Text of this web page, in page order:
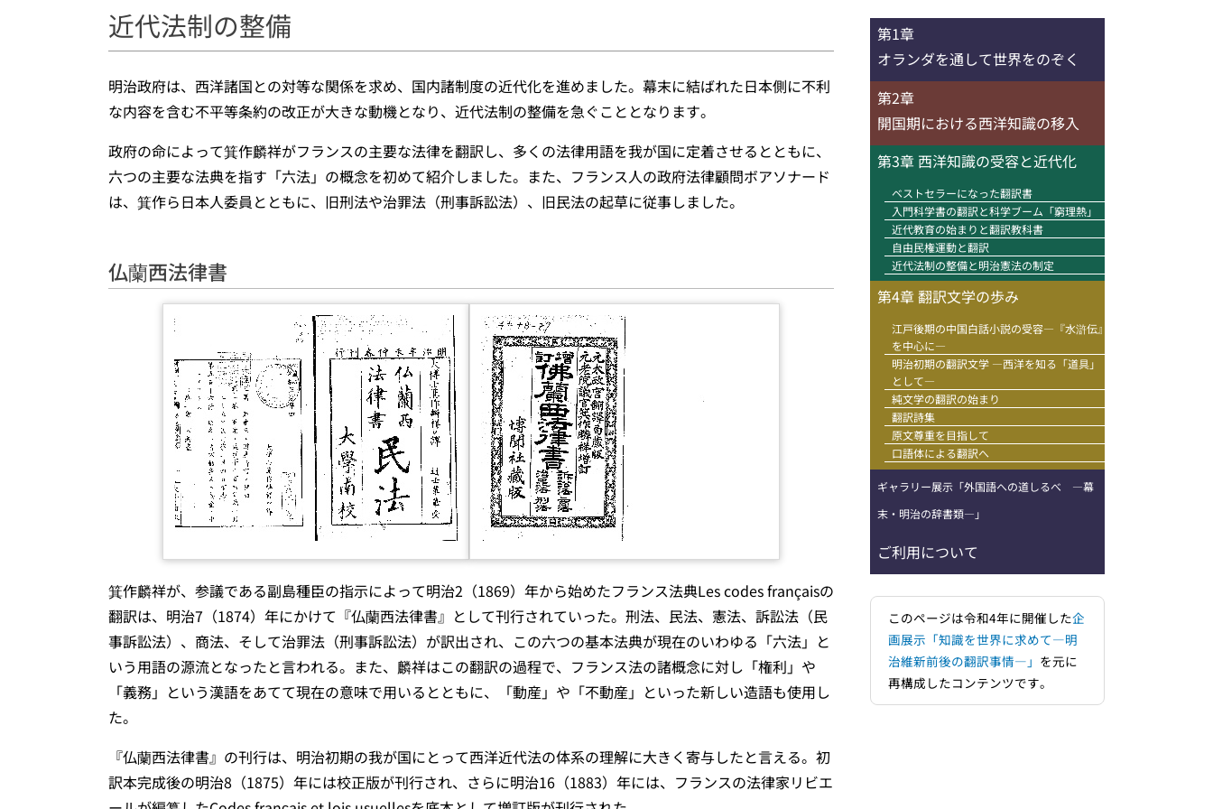
近代法制の整備
明治政府は、西洋諸国との対等な関係を求め、国内諸制度の近代化を進めました。幕末に結ばれた日本側に不利
な内容を含む不平等条約の改正が大きな動機となり、近代法制の整備を急ぐこととなります。
政府の命によって箕作麟祥がフランスの主要な法律を翻訳し、多くの法律用語を我が国に定着させるとともに、
六つの主要な法典を指す「六法」の概念を初めて紹介しました。また、フランス人の政府法律顧問ボアソナード
は、箕作ら日本人委員とともに、旧刑法や治罪法（刑事訴訟法）、旧民法の起草に従事しました。
仏蘭西法律書
箕作麟祥が、参議である副島種臣の指示によって明治2（1869）年から始めたフランス法典Les codes françaisの
翻訳は、明治7（1874）年にかけて『仏蘭西法律書』として刊行されていった。刑法、民法、憲法、訴訟法（民
事訴訟法）、商法、そして治罪法（刑事訴訟法）が訳出され、この六つの基本法典が現在のいわゆる「六法」と
いう用語の源流となったと言われる。また、麟祥はこの翻訳の過程で、フランス法の諸概念に対し「権利」や
「義務」という漢語をあてて現在の意味で用いるとともに、「動産」や「不動産」といった新しい造語も使用し
た。
『仏蘭西法律書』の刊行は、明治初期の我が国にとって西洋近代法の体系の理解に大きく寄与したと言える。初
訳本完成後の明治8（1875）年には校正版が刊行され、さらに明治16（1883）年には、フランスの法律家リビエ
第1章
オランダを通して世界をのぞく
第2章
開国期における西洋知識の移入
第3章 西洋知識の受容と近代化
ベストセラーになった翻訳書
入門科学書の翻訳と科学ブーム「窮理熱」
近代教育の始まりと翻訳教科書
自由民権運動と翻訳
近代法制の整備と明治憲法の制定
第4章 翻訳文学の歩み
江戸後期の中国白話小説の受容―『水滸伝』
を中心に―
明治初期の翻訳文学 ―西洋を知る「道具」
として―
純文学の翻訳の始まり
翻訳詩集
原文尊重を目指して
口語体による翻訳へ
ギャラリー展示「外国語への道しるべ ―幕
末・明治の辞書類―」
ご利用について
このページは令和4年に開催した企
画展示「知識を世界に求めて―明
治維新前後の翻訳事情―」 を元に
再構成したコンテンツです。